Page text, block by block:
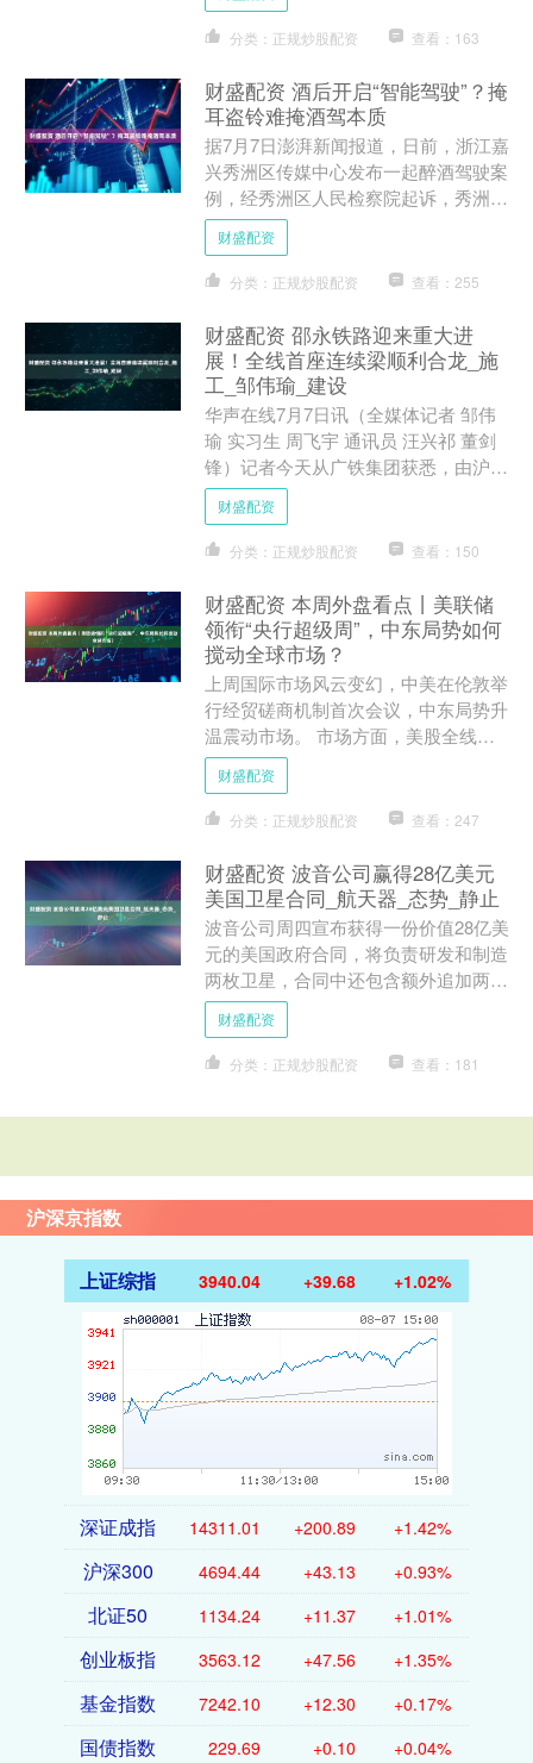
均区县....
分类：正规炒股配资 查看：163
财盛配资 酒后开启“智能驾驶”？掩
耳盗铃难掩酒驾本质
据7月7日澎湃新闻报道，日前，浙江嘉
兴秀洲区传媒中心发布一起醉酒驾驶案
例，经秀洲区人民检察院起诉，秀洲区
人民法院以危险驾驶罪，判处男子宋某
拘役一个月十五日，缓刑....
财盛配资
分类：正规炒股配资 查看：255
财盛配资 邵永铁路迎来重大进
展！全线首座连续梁顺利合龙_施
工_邹伟瑜_建设
华声在线7月7日讯（全媒体记者 邹伟
瑜 实习生 周飞宇 通讯员 汪兴祁 董剑
锋）记者今天从广铁集团获悉，由沪昆
客专湖南公司统筹建设、中铁五局承建
的邵永铁路，完成....
财盛配资
分类：正规炒股配资 查看：150
财盛配资 本周外盘看点丨美联储
领衔“央行超级周”，中东局势如何
搅动全球市场？
上周国际市场风云变幻，中美在伦敦举
行经贸磋商机制首次会议，中东局势升
温震动市场。 市场方面，美股全线下
挫，道指周跌1.32%，纳指周跌
0.63%，标普500指数....
财盛配资
分类：正规炒股配资 查看：247
财盛配资 波音公司赢得28亿美元
美国卫星合同_航天器_态势_静止
波音公司周四宣布获得一份价值28亿美
元的美国政府合同，将负责研发和制造
两枚卫星，合同中还包含额外追加两枚
卫星的优先购买权。 根据协议，波音
公司将按计划于2031....
财盛配资
分类：正规炒股配资 查看：181
沪深京指数
上证综指 3940.04 +39.68 +1.02%
深证成指 14311.01 +200.89 +1.42%
沪深300 4694.44 +43.13 +0.93%
北证50 1134.24 +11.37 +1.01%
创业板指 3563.12 +47.56 +1.35%
基金指数 7242.10 +12.30 +0.17%
国债指数 229.69 +0.10 +0.04%